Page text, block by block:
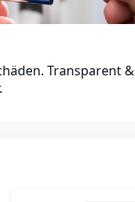
Transparent &